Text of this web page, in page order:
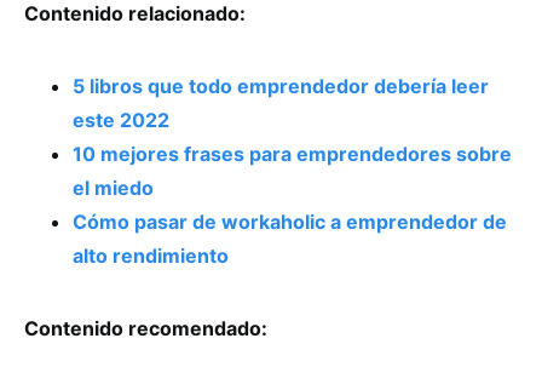
Contenido relacionado:
5 libros que todo emprendedor debería leer
este 2022
10 mejores frases para emprendedores sobre
el miedo
Cómo pasar de workaholic a emprendedor de
alto rendimiento
Contenido recomendado: